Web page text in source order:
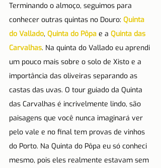
Terminando o almoço, seguimos para
conhecer outras quintas no Douro: Quinta
do Vallado, Quinta do Pôpa e a Quinta das
Carvalhas. Na quinta do Vallado eu aprendi
um pouco mais sobre o solo de Xisto e a
importância das oliveiras separando as
castas das uvas. O tour guiado da Quinta
das Carvalhas é incrivelmente lindo, são
paisagens que você nunca imaginará ver
pelo vale e no final tem provas de vinhos
do Porto. Na Quinta do Pôpa eu só conheci
mesmo, pois eles realmente estavam sem